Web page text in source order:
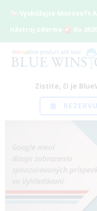
Vyskúšajte Microsoft
nástroj zdarma
do
Zistite, či je
Domov / Blog /
zobrazenia